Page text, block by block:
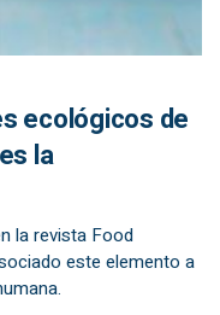
ecológicos de
la
la revista Food
este elemento a